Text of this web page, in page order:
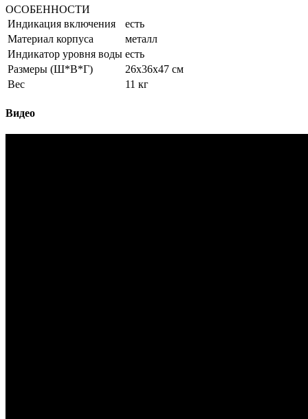
ОСОБЕННОСТИ
Индикация включения
есть
Материал корпуса
металл
Индикатор уровня воды есть
Размеры (Ш*В*Г)
26x36x47 см
Вес
11 кг
Видео